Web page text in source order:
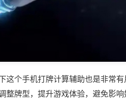
这个手机打牌计算辅助也是非常
整牌型，提升游戏体验，避免影响